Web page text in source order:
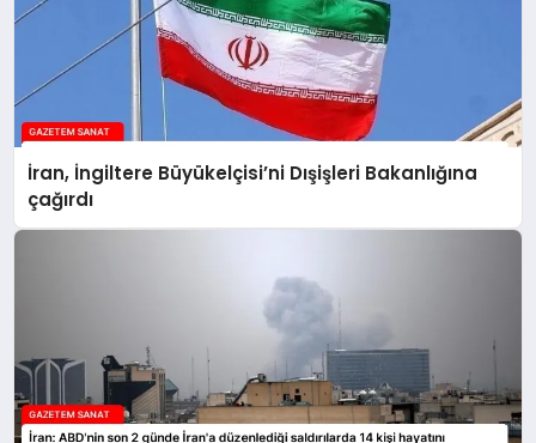
İran, İngiltere Büyükelçisi’ni Dışişleri Bakanlığına
çağırdı